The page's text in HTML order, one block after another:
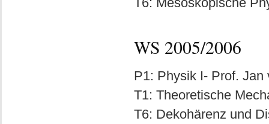
WS 2005/2006
P1: Physik I- Prof.
T1: Theoretische
T6: Dekohärenz und